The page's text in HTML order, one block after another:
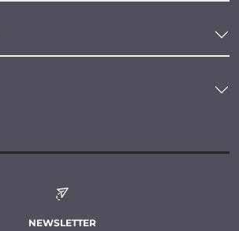
NEWSLETTER